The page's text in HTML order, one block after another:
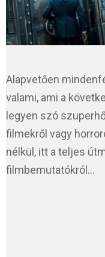
Alapvetően
valami, ami a
legyen szó
filmekről vagy
nélkül, itt a teljes
filmbemutatókról…